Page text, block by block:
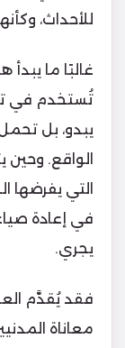
للأحداث،
غالبًا ما
تُستخدم في
يبدو، بل
الواقع.
التي يفرضها
في إعادة
يجري.
فقد يُقدَّم
معاناة